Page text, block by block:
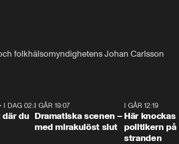
folkhälsomyndighetens Johan Carlsson
1:06
I DAG 02:30
där du
I GÅR 19:07
Dramatiska scenen –
med mirakulöst slut
I GÅR 12:19
Här knockas
politikern på
stranden